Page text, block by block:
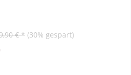
€ * (30% gespart)